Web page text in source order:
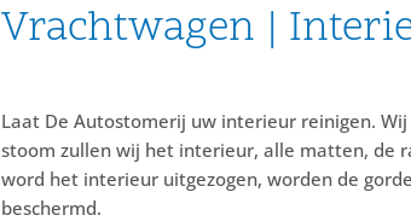
Vrachtwagen |
Laat De Autostomerij uw interieur reinigen.
stoom zullen wij het interieur, alle matten, de
word het interieur uitgezogen, worden de
beschermd.